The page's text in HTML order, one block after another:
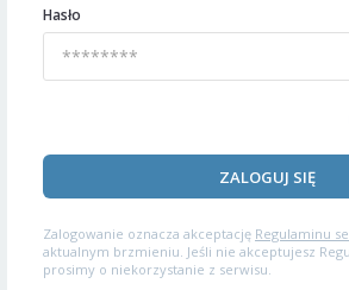
Hasło
ZALOGUJ SIĘ
Zalogowanie oznacza akceptację Regulaminu
aktualnym brzmieniu. Jeśli nie akceptujesz
prosimy o niekorzystanie z serwisu.